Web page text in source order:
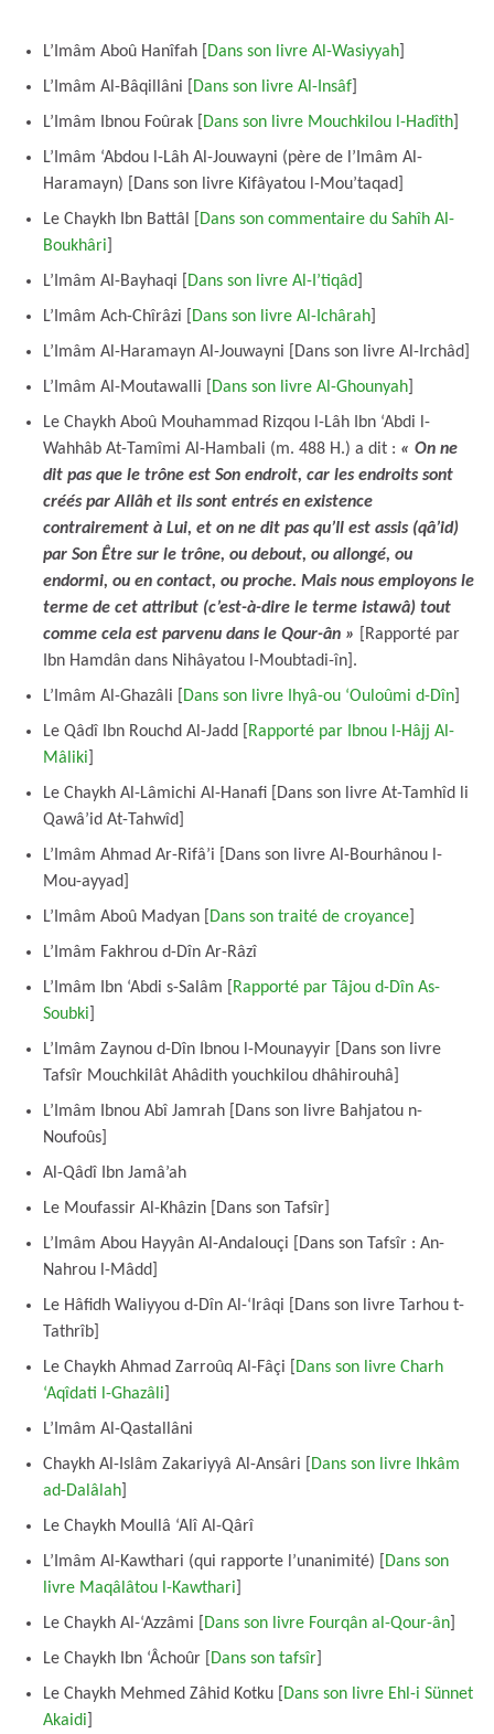
L’Imâm Aboû Hanîfah [ Dans son livre Al-Wasiyyah
L’Imâm Al-Bâqillâni [
Dans son livre Al-Insâf
L’Imâm Ibnou Foûrak [
Dans son livre Mouchkilou l-Hadîth
L’Imâm ‘Abdou l-Lâh Al-Jouwayni (père de l’Imâm Al-
Haramayn) [Dans son livre Kifâyatou l-Mou’taqad]
Le Chaykh Ibn Battâl [
Dans son commentaire du Sahîh Al-
Boukhâri
L’Imâm Al-Bayhaqi [
Dans son livre Al-I’tiqâd
L’Imâm Ach-Chîrâzi [
Dans son livre Al-Ichârah
L’Imâm Al-Haramayn Al-Jouwayni [Dans son livre Al-Irchâd]
L’Imâm Al-Moutawalli [
Dans son livre Al-Ghounyah
Le Chaykh Aboû Mouhammad Rizqou l-Lâh Ibn ‘Abdi l-
Wahhâb At-Tamîmi Al-Hambali (m. 488 H.) a dit : « On ne
dit pas que le trône est Son endroit, car les endroits sont
créés par Allâh et ils sont entrés en existence
contrairement à Lui, et on ne dit pas qu’Il est assis (qâ’id)
par Son Être sur le trône, ou debout, ou allongé, ou
endormi, ou en contact, ou proche. Mais nous employons le
terme de cet attribut (c’est-à-dire le terme istawâ) tout
comme cela est parvenu dans le Qour-ân »
[Rapporté par
Ibn Hamdân dans Nihâyatou l-Moubtadi-în].
L’Imâm Al-Ghazâli [
Dans son livre Ihyâ-ou ‘Ouloûmi d-Dîn
Le Qâdî Ibn Rouchd Al-Jadd [
Rapporté par Ibnou l-Hâjj Al-
Mâliki
Le Chaykh Al-Lâmichi Al-Hanafi [Dans son livre At-Tamhîd li
Qawâ’id At-Tahwîd]
L’Imâm Ahmad Ar-Rifâ’i [Dans son livre Al-Bourhânou l-
Mou-ayyad]
L’Imâm Aboû Madyan [
Dans son traité de croyance
L’Imâm Fakhrou d-Dîn Ar-Râzî
L’Imâm Ibn ‘Abdi s-Salâm [
Rapporté par Tâjou d-Dîn As-
Soubki
L’Imâm Zaynou d-Dîn Ibnou l-Mounayyir [Dans son livre
Tafsîr Mouchkilât Ahâdith youchkilou dhâhirouhâ]
L’Imâm Ibnou Abî Jamrah [Dans son livre Bahjatou n-
Noufoûs]
Al-Qâdî Ibn Jamâ’ah
Le Moufassir Al-Khâzin [Dans son Tafsîr]
L’Imâm Abou Hayyân Al-Andalouçi [Dans son Tafsîr : An-
Nahrou l-Mâdd]
Le Hâfidh Waliyyou d-Dîn Al-‘Irâqi [Dans son livre Tarhou t-
Tathrîb]
Le Chaykh Ahmad Zarroûq Al-Fâçi [
Dans son livre Charh
‘Aqîdati l-Ghazâli
L’Imâm Al-Qastallâni
Chaykh Al-Islâm Zakariyyâ Al-Ansâri [
Dans son livre Ihkâm
ad-Dalâlah
Le Chaykh Moullâ ‘Alî Al-Qârî
L’Imâm Al-Kawthari (qui rapporte l’unanimité) [
Dans son
livre Maqâlâtou l-Kawthari
Le Chaykh Al-‘Azzâmi [
Dans son livre Fourqân al-Qour-ân
Le Chaykh Ibn ‘Âchoûr [
Dans son tafsîr
Le Chaykh Mehmed Zâhid Kotku [
Dans son livre Ehl-i Sünnet
Akaidi